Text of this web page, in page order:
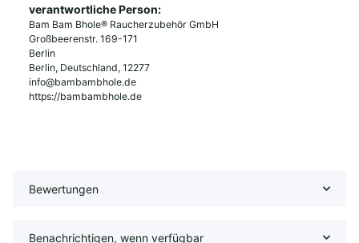
verantwortliche Person:
Bam Bam Bhole® Raucherzubehör GmbH
Großbeerenstr. 169-171
Berlin
Berlin, Deutschland, 12277
info@bambambhole.de
https://bambambhole.de
Bewertungen
Benachrichtigen, wenn verfügbar